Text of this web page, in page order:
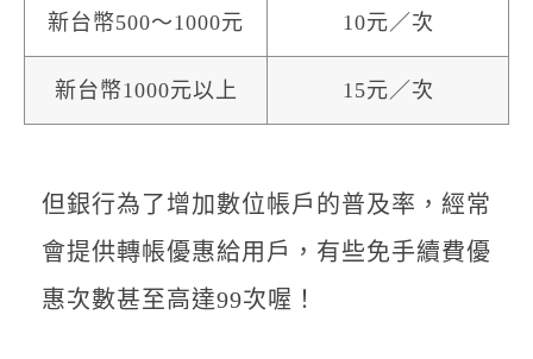
新台幣500～1000元 10元／次
新台幣1000元以上 15元／次
但銀行為了增加數位帳戶的普及率，經常
會提供轉帳優惠給用戶，有些免手續費優
惠次數甚至高達99次喔！